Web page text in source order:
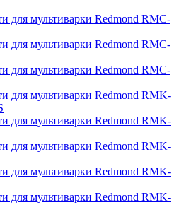
для мультиварки Redmond RMC-
для мультиварки Redmond RMC-
для мультиварки Redmond RMC-
для мультиварки Redmond RMK-
для мультиварки Redmond RMK-
для мультиварки Redmond RMK-
для мультиварки Redmond RMK-
для мультиварки Redmond RMK-